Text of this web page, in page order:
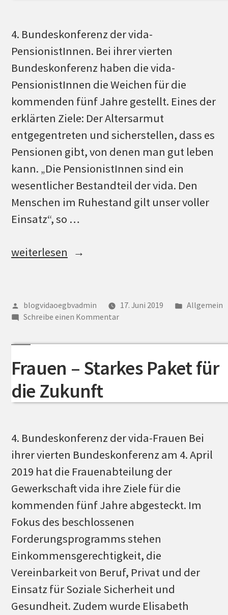
4. Bundeskonferenz der vida-
PensionistInnen. Bei ihrer vierten
Bundeskonferenz haben die vida-
PensionistInnen die Weichen für die
kommenden fünf Jahre gestellt. Eines der
erklärten Ziele: Der Altersarmut
entgegentreten und sicherstellen, dass es
Pensionen gibt, von denen man gut leben
kann. „Die PensionistInnen sind ein
wesentlicher Bestandteil der vida. Den
Menschen im Ruhestand gilt unser voller
Einsatz“, so …
„PensionistInnen
vollem
Elan
im
Ruhestand“
weiterlesen
Veröffentlicht
von
blogvidaoegbvadmin 17. Juni 2019
Allgemein
Schreibe einen Kommentarzu
vollem
Elan
Frauen – Starkes Paket für
die Zukunft
4. Bundeskonferenz der vida-Frauen Bei
ihrer vierten Bundeskonferenz am 4. April
2019 hat die Frauenabteilung der
Gewerkschaft vida ihre Ziele für die
kommenden fünf Jahre abgesteckt. Im
Fokus des beschlossenen
Forderungsprogramms stehen
Einkommensgerechtigkeit, die
Vereinbarkeit von Beruf, Privat und der
Einsatz für Soziale Sicherheit und
Gesundheit. Zudem wurde Elisabeth